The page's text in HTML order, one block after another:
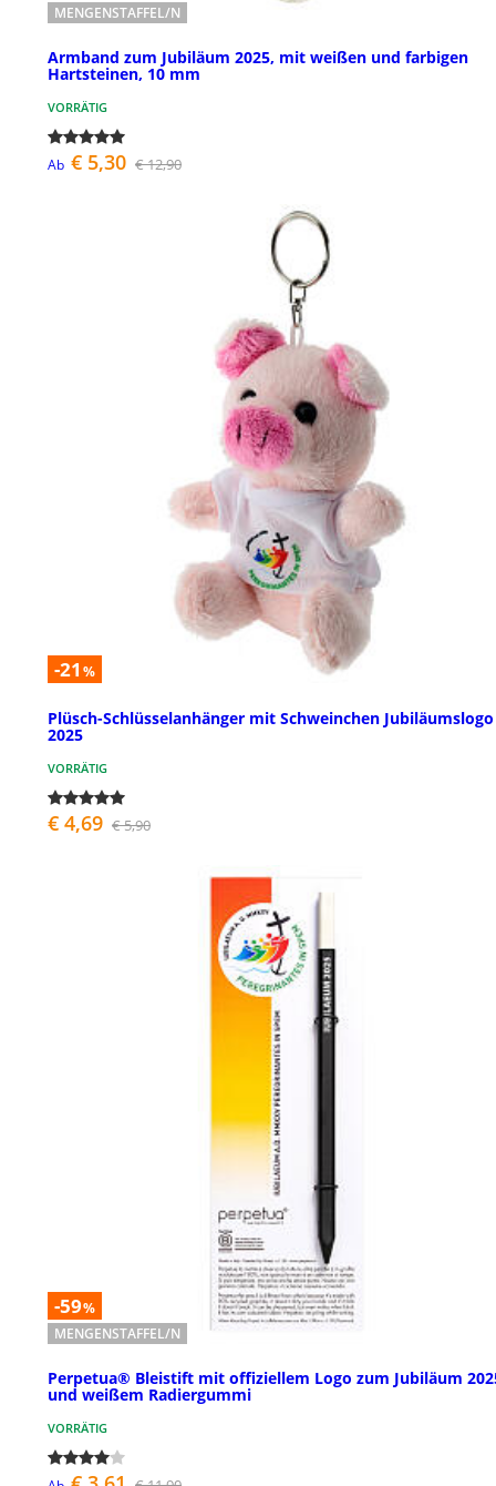
MENGENSTAFFEL/N
Armband zum Jubiläum 2025, mit weißen und farbigen
Hartsteinen, 10 mm
VORRÄTIG
Ab € 5,30 € 12,90
-21 %
Plüsch-Schlüsselanhänger mit Schweinchen Jubiläumslogo
2025
VORRÄTIG
€ 4,69 € 5,90
-59%
MENGENSTAFFEL/N
Perpetua® Bleistift mit offiziellem Logo zum Jubiläum
und weißem Radiergummi
VORRÄTIG